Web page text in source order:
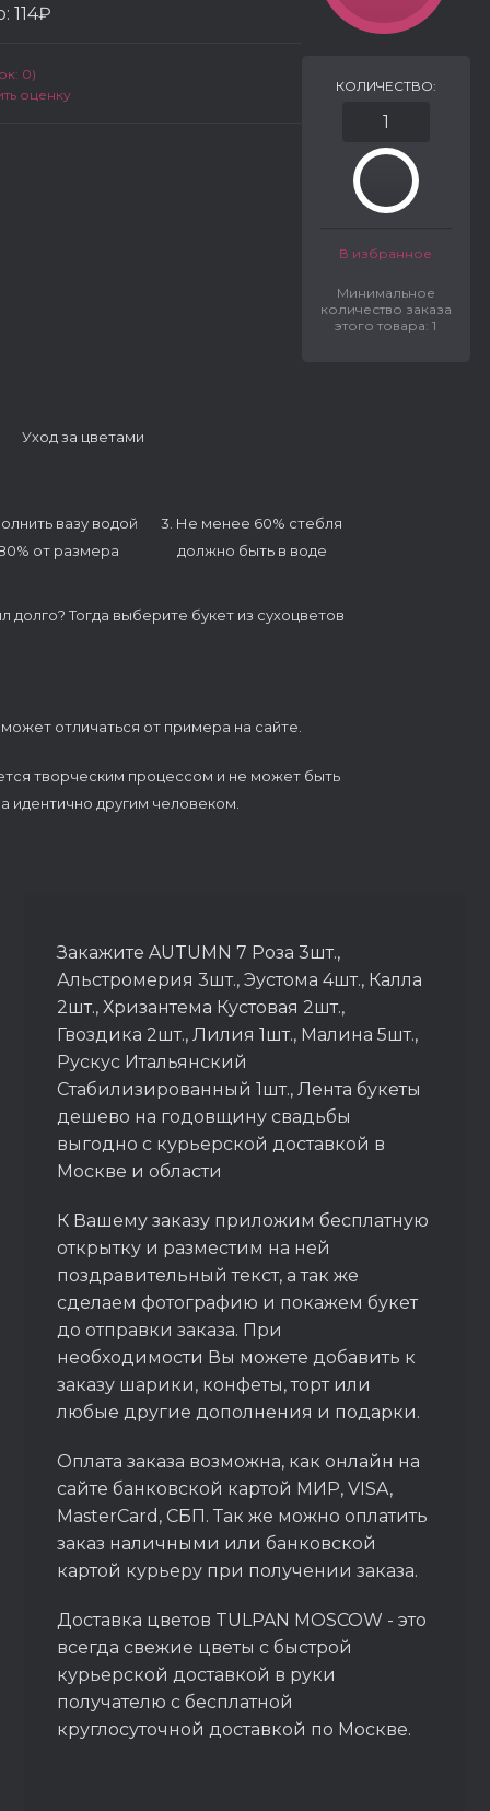
114₽
0)
оценку
КОЛИЧЕСТВО:
В избранное
Минимальное
количество заказа
этого товара: 1
Уход за цветами
вазу водой
от размера
3. Не менее 60% стебля
должно быть в воде
долго? Тогда выберите букет из сухоцветов
отличаться от примера на сайте.
творческим процессом и не может быть
идентично другим человеком.
Закажите AUTUMN 7 Роза 3шт.,
Альстромерия 3шт., Эустома 4шт., Калла
2шт., Хризантема Кустовая 2шт.,
Гвоздика 2шт., Лилия 1шт., Малина 5шт.,
Рускус Итальянский
Стабилизированный 1шт., Лента букеты
дешево на годовщину свадьбы
выгодно с курьерской доставкой в
Москве и области
К Вашему заказу приложим бесплатную
открытку и разместим на ней
поздравительный текст, а так же
сделаем фотографию и покажем букет
до отправки заказа. При
необходимости Вы можете добавить к
заказу шарики, конфеты, торт или
любые другие дополнения и подарки.
Оплата заказа возможна, как онлайн на
сайте банковской картой МИР, VISA,
MasterCard, СБП. Так же можно оплатить
заказ наличными или банковской
картой курьеру при получении заказа.
Доставка цветов TULPAN MOSCOW - это
всегда свежие цветы с быстрой
курьерской доставкой в руки
получателю с бесплатной
круглосуточной доставкой по Москве.